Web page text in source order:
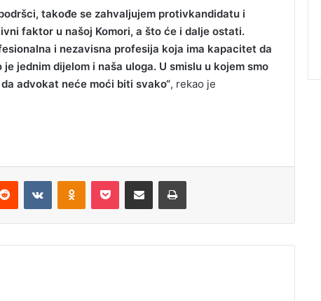
takođe se zahvaljujem protivkandidatu i
faktor u našoj Komori, a što će i dalje ostati.
i nezavisna profesija koja ima kapacitet da
jednim dijelom i naša uloga. U smislu u kojem smo
advokat neće moći biti svako“, rekao je